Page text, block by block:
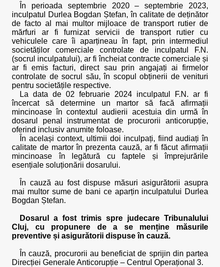
În perioada septembrie 2020 – septembrie 2023,
inculpatul Durlea Bogdan Ștefan, în calitate de deținător
de facto al mai multor mijloace de transport rutier de
mărfuri ar fi furnizat servicii de transport rutier cu
vehiculele care îi aparțineau în fapt, prin intermediul
societăților comerciale controlate de inculpatul F.N.
(socrul inculpatului), ar fi încheiat contracte comerciale și
ar fi emis facturi, direct sau prin angajați ai firmelor
controlate de socrul său, în scopul obținerii de venituri
pentru societățile respective.
La data de 02 februarie 2024 inculpatul F.N. ar fi
încercat să determine un martor să facă afirmații
mincinoase în contextul audierii acestuia din urmă în
dosarul penal instrumentat de procurorii anticorupție,
oferind inclusiv anumite foloase.
În același context, ultimii doi inculpați, fiind audiați în
calitate de martor în prezenta cauză, ar fi făcut afirmații
mincinoase în legătură cu faptele și împrejurările
esențiale soluționării dosarului.
În cauză au fost dispuse măsuri asigurătorii asupra
mai multor sume de bani ce aparțin inculpatului Durlea
Bogdan Ștefan.
Dosarul a fost trimis spre judecare Tribunalului
Cluj, cu propunere de a se menține măsurile
preventive și asigurătorii dispuse în cauză.
În cauză, procurorii au beneficiat de sprijin din partea
Direcției Generale Anticorupție – Centrul Operațional 3.